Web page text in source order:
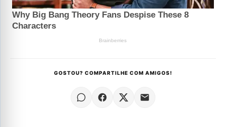
GOSTOU? COMPARTILHE COM AMIGOS!